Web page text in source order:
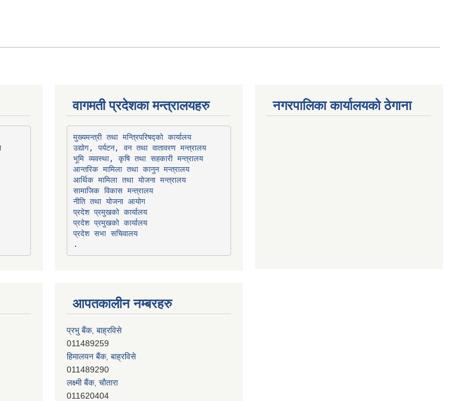
सा.सु.भत्ता प्राप्त गर्ने लाभग्राहिको विवरण
वागमती प्रदेशका मन्त्रालयहरु
मुख्यमन्त्री तथा मन्त्रिपरिषद्को कार्यालय
उद्योग, पर्यटन, वन तथा वातावरण मन्त्रालय
भूमि व्यवस्था, कृषि तथा सहकारी मन्त्रालय
आन्तरिक मामिला तथा कानुन मन्त्रालय
आर्थिक मामिला तथा योजना मन्त्रालय
सामाजिक विकास मन्त्रालय
नीति तथा योजना आयोग
प्रदेश प्रमुखको कार्यालय
प्रदेश प्रमुखको कार्यालय
प्रदेश सभा सचिवालय
आपतकालीन नम्बरहरु
हिमालयन बैंक, बाह्रविसे
011489290
लक्ष्मी बैंक, चाैतारा
011620404
मेगा बैंक, चाैतारा
011620413
नगरपालिका कार्यालयको ठेगाना